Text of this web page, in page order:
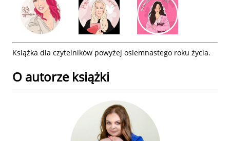
Książka dla czytelników powyżej osiemnastego roku życia.
O autorze książki